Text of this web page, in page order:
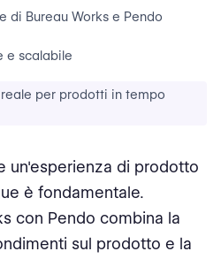
di Bureau Works e Pendo
e scalabile
per prodotti in tempo
un'esperienza di prodotto
è fondamentale.
con Pendo combina la
sul prodotto e la